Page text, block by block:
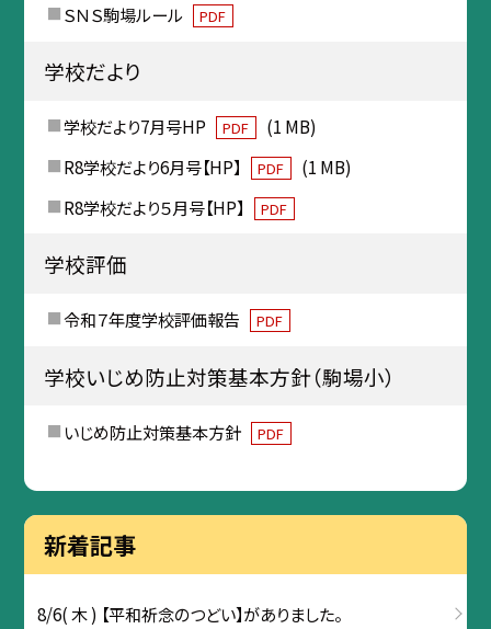
ＳＮＳ駒場ルール PDF
学校だより
学校だより7月号HP PDF
(1 MB)
R8学校だより6月号【HP】
PDF
(1 MB)
R8学校だより５月号【HP】
PDF
学校評価
令和７年度学校評価報告 PDF
学校いじめ防止対策基本方針（駒場小）
いじめ防止対策基本方針 PDF
新着記事
8/6( 木 ) 【平和祈念のつどい】がありました。